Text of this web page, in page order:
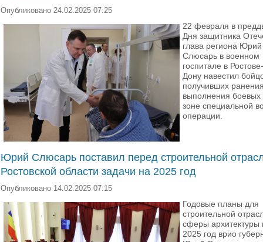
Опубликовано 24.02.2025 07:25
22 февраля в
Дня защитника
глава региона Юрий
Слюсарь в военном
госпитале в
Дону навестил
получивших
выполнения боевых
зоне специальной
операции.
Юрий Слюсарь поставил перед строительной
Ростовской области задачи на 2025 год
Опубликовано 14.02.2025 07:15
Годовые планы для
строительной
сферы архитектуры
2025 год врио